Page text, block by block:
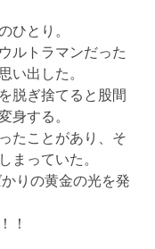
ひとり。
ルトラマンだった
い出した。
脱ぎ捨てると股間
身する。
たことがあり、そ
まっていた。
りの黄金の光を発
！